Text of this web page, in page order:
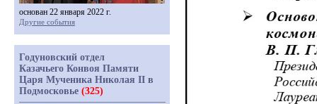
основан 22 января 2022 г.
Другие события
Годуновский отдел
Казачьего Конвоя Памяти
Царя Мученика Николая II в
Подмосковье (325)